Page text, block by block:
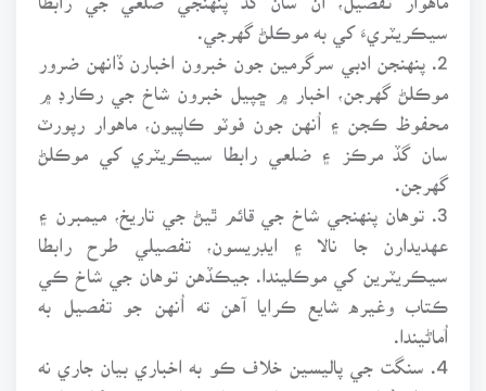
سيڪريٽريءَ کي به موڪلڻ گهرجي.
2. پنهنجن ادبي سرگرمين جون خبرون اخبارن ڏانهن ضرور
موڪلڻ گهرجن، اخبار ۾ ڇپيل خبرون شاخ جي رڪارڊ ۾
محفوظ ڪجن ۽ اُنهن جون فوٽو ڪاپيون، ماهوار رپورٽ
سان گڏ مرڪز ۽ ضلعي رابطا سيڪريٽري کي موڪلڻ
گهرجن.
3. توهان پنهنجي شاخ جي قائم ٿيڻ جي تاريخ، ميمبرن ۽
عهديدارن جا نالا ۽ ايڊريسون، تفصيلي طرح رابطا
سيڪريٽرين کي موڪليندا. جيڪڏهن توهان جي شاخ ڪي
ڪتاب وغيره شايع ڪرايا آهن ته اُنهن جو تفصيل به
اُماڻيندا.
4. سنگت جي پاليسين خلاف ڪو به اخباري بيان جاري نه
ڪندا. (خاص ڪري سياسي بيانن جاري ڪرڻ کان پاسو